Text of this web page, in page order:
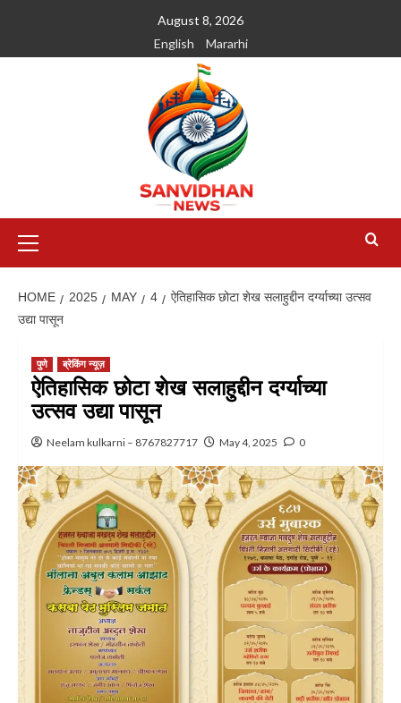
August 8, 2026
English
Mararhi
HOME 2025 MAY 4
ऐतिहासिक छोटा शेख सलाहुद्दीन दर्ग्याच्या उत्सव
उद्या पासून
पुणे ब्रेकिंग न्यूज़
ऐतिहासिक छोटा शेख सलाहुद्दीन दर्ग्याच्या
उत्सव उद्या पासून
Neelam kulkarni – 8767827717 May 4, 2025 0